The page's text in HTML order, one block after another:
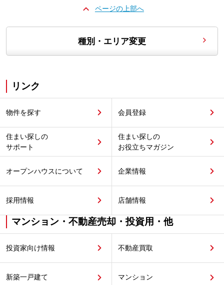
ページの上部へ
種別・エリア変更
リンク
物件を探す 会員登録
住まい探しの
サポート
住まい探しの
お役立ちマガジン
オープンハウスについて 企業情報
採用情報 店舗情報
マンション・不動産売却・投資用・他
投資家向け情報 不動産買取
新築一戸建て マンション